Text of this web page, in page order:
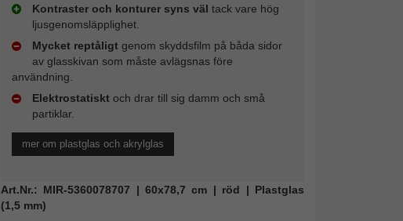
Kontraster och konturer syns väl tack vare hög
ljusgenomsläpplighet.
Mycket reptåligtgenom skyddsfilm på båda sidor
av glasskivan som måste avlägsnas före
användning.
Elektrostatisktoch drar till sig damm och små
partiklar.
mer om plastglas och akrylglas
Art.Nr.: MIR-5360078707 | 60x78,7 cm | röd | Plastglas
(1,5 mm)